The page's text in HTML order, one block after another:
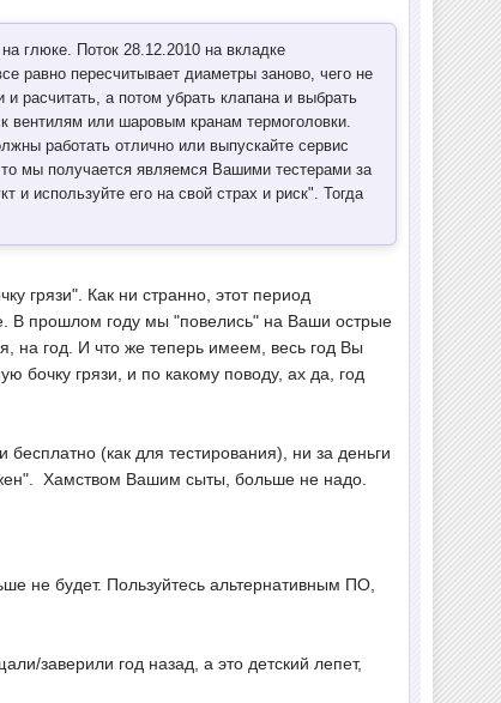
глюке. Поток 28.12.2010 на вкладке
равно пересчитывает диаметры заново, чего не
расчитать, а потом убрать клапана и выбрать
вентилям или шаровым кранам термоголовки.
работать отлично или выпускайте сервис
мы получается являемся Вашими тестерами за
и используйте его на свой страх и риск". Тогда
грязи". Как ни странно, этот период
В прошлом году мы "повелись" на Ваши острые
на год. И что же теперь имеем, весь год Вы
бочку грязи, и по какому поводу, ах да, год
(как для тестирования), ни за деньги
Хамством Вашим сыты, больше не надо.
не будет. Пользуйтесь альтернативным ПО,
заверили год назад, а это детский лепет,